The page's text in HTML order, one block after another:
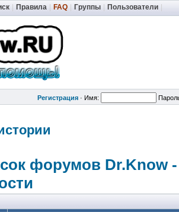
Правила FAQ Группы Пользователи
Регистрация · Имя:
форумов Dr.Know